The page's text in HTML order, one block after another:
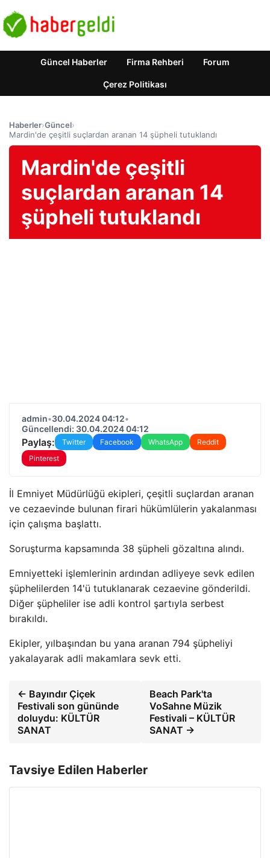
Güncel Haberler Firma Rehberi Forum
Çerez Politikası
Haberler›Güncel›
Mardin'de çeşitli suçlardan aranan 14 şüpheli tutuklandı
Mardin'de çeşitli
suçlardan aranan 14
şüpheli tutuklandı
admin•30.04.2024 04:12•
Güncellendi: 30.04.2024 04:12
Paylaş: Twitter Facebook WhatsApp
Reddit
Pinterest
İl Emniyet Müdürlüğü ekipleri, çeşitli suçlardan aranan
ve cezaevinde bulunan firari hükümlülerin yakalanması
için çalışma başlattı.
Soruşturma kapsamında 38 şüpheli gözaltına alındı.
Emniyetteki işlemlerinin ardından adliyeye sevk edilen
şüphelilerden 14'ü tutuklanarak cezaevine gönderildi.
Diğer şüpheliler ise adli kontrol şartıyla serbest
bırakıldı.
Ekipler, yılbaşından bu yana aranan 794 şüpheliyi
yakalayarak adli makamlara sevk etti.
← Bayındır Çiçek
Festivali son gününde
doluydu: KÜLTÜR
SANAT
Beach Park'ta
VoSahne Müzik
Festivali – KÜLTÜR
SANAT →
Tavsiye Edilen Haberler